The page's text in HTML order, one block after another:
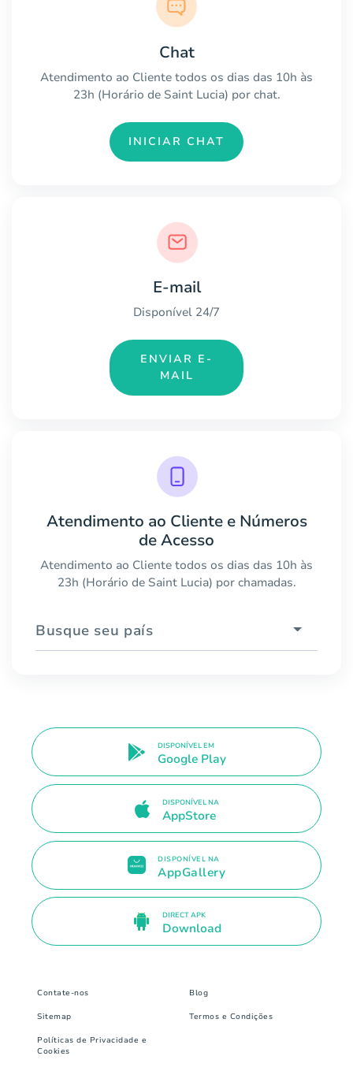
Chat
Atendimento ao Cliente todos os dias das 10h às
23h (Horário de Saint Lucia) por chat.
INICIAR CHAT
E-mail
Disponível 24/7
ENVIAR E-
MAIL
Atendimento ao Cliente e Números
de Acesso
Atendimento ao Cliente todos os dias das 10h às
23h (Horário de Saint Lucia) por chamadas.
Busque seu país
DISPONÍVEL EM
Google Play
DISPONÍVEL NA
AppStore
DISPONÍVEL NA
AppGallery
DIRECT APK
Download
Contate-nos Blog
Sitemap Termos e Condições
Políticas de Privacidade e
Cookies